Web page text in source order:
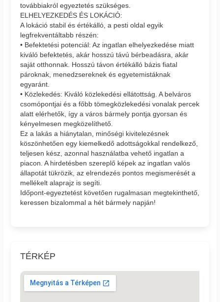
továbbiakról egyeztetés szükséges.
ELHELYEZKEDÉS ÉS LOKÁCIÓ:
A lokáció stabil és értékálló, a pesti oldal egyik
legfrekventáltabb részén:
• Befektetési potenciál: Az ingatlan elhelyezkedése miatt
kiváló befektetés, akár hosszú távú bérbeadásra, akár
saját otthonnak. Hosszú távon értékálló bázis fiatal
pároknak, menedzsereknek és egyetemistáknak
egyaránt.
• Közlekedés: Kiváló közlekedési ellátottság. A belváros
csomópontjai és a főbb tömegközlekedési vonalak percek
alatt elérhetők, így a város bármely pontja gyorsan és
kényelmesen megközelíthető.
Ez a lakás a hiánytalan, minőségi kivitelezésnek
köszönhetően egy kiemelkedő adottságokkal rendelkező,
teljesen kész, azonnal használatba vehető ingatlan a
piacon. A hirdetésben szereplő képek az ingatlan valós
állapotát tükrözik, az elrendezés pontos megismerését a
mellékelt alaprajz is segíti.
Időpont-egyeztetést követően rugalmasan megtekinthető,
keressen bizalommal a hét bármely napján!
TÉRKÉP